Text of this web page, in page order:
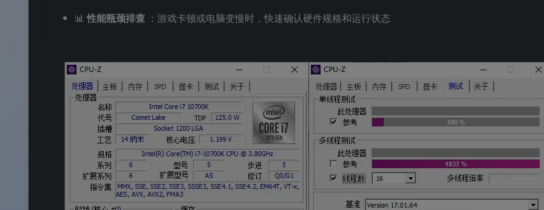
📊性能瓶颈排查 ：游戏卡顿或电脑变慢时，快速确认硬件规格和运行状态